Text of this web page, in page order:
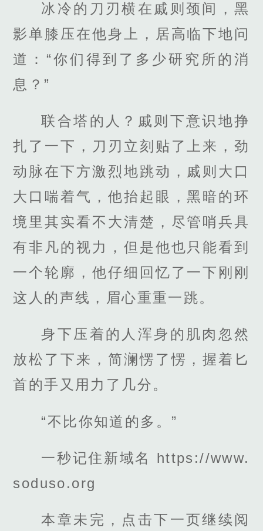
冰冷的刀刃横在戚则颈间，黑
影单膝压在他身上，居高临下地问
道：“你们得到了多少研究所的消
息？”
联合塔的人？戚则下意识地挣
扎了一下，刀刃立刻贴了上来，劲
动脉在下方激烈地跳动，戚则大口
大口喘着气，他抬起眼，黑暗的环
境里其实看不大清楚，尽管哨兵具
有非凡的视力，但是他也只能看到
一个轮廓，他仔细回忆了一下刚刚
这人的声线，眉心重重一跳。
身下压着的人浑身的肌肉忽然
放松了下来，简澜愣了愣，握着匕
首的手又用力了几分。
“不比你知道的多。”
一秒记住新域名 https://www.
soduso.org
本章未完，点击下一页继续阅